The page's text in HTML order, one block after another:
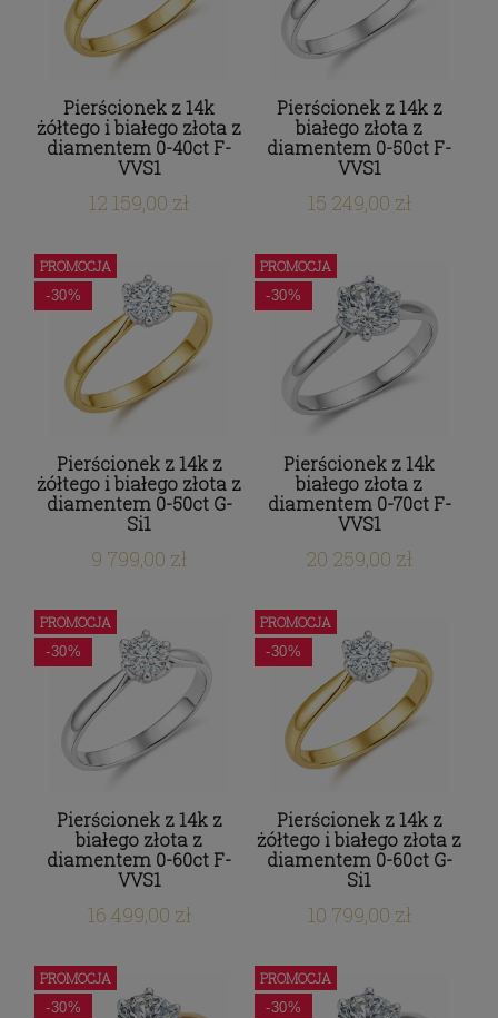
Pierścionek z 14k
żółtego i białego złota z
diamentem 0-40ct F-
VVS1
12 159,00 zł
Pierścionek z 14k z
białego złota z
diamentem 0-50ct F-
VVS1
15 249,00 zł
Pierścionek z 14k z
żółtego i białego złota z
diamentem 0-50ct G-
Si1
-30%
9 799,00 zł
PROMOCJA
Pierścionek z 14k
białego złota z
diamentem 0-70ct F-
VVS1
-30%
20 259,00 zł
PROMOCJA
Pierścionek z 14k z
białego złota z
diamentem 0-60ct F-
VVS1
-30%
16 499,00 zł
PROMOCJA
Pierścionek z 14k z
żółtego i białego złota z
diamentem 0-60ct G-
Si1
-30%
10 799,00 zł
PROMOCJA
-30%
PROMOCJA
-30%
PROMOCJA